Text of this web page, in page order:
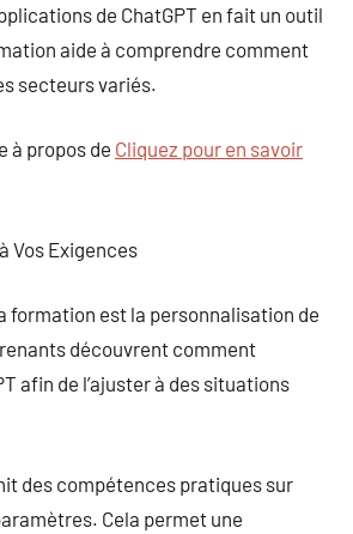
de ChatGPT en fait un outil
aide à comprendre comment
secteurs variés.
à propos de Cliquez pour en savoir
Vos Exigences
formation est la personnalisation de
découvrent comment
afin de l’ajuster à des situations
des compétences pratiques sur
Cela permet une